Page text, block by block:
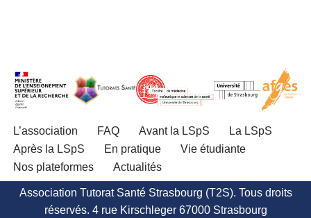
L’association FAQ Avant la LSpS
La LSpS
Après la LSpS
En pratique
Vie étudiante
Nos plateformes
Actualités
Association Tutorat Santé Strasbourg (T2S). Tous droits
réservés. 4 rue Kirschleger 67000 Strasbourg